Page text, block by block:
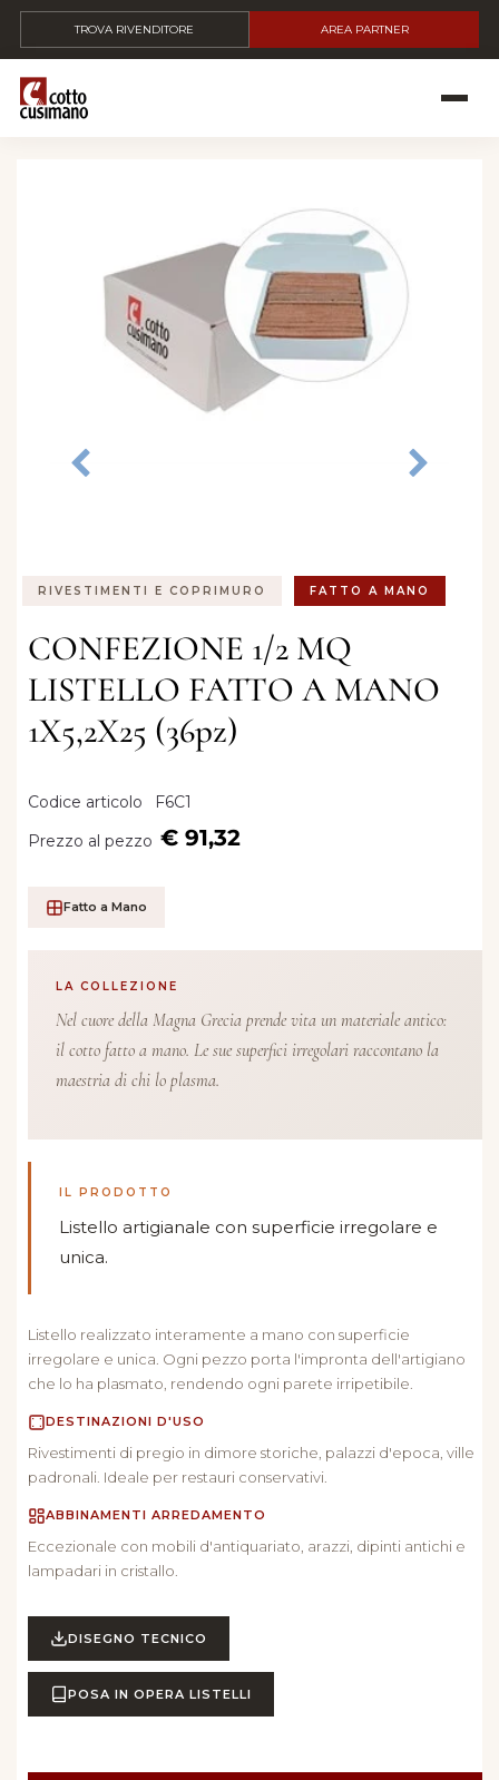
TROVA RIVENDITORE AREA PARTNER
RIVESTIMENTI E COPRIMURO FATTO A MANO
CONFEZIONE 1/2 MQ
LISTELLO FATTO A MANO
1X5,2X25 (36pz)
Codice articolo
F6C1
Prezzo al pezzo € 91,32
Fatto a Mano
LA COLLEZIONE
Nel cuore della Magna Grecia prende vita un materiale antico:
il cotto fatto a mano. Le sue superfici irregolari raccontano la
maestria di chi lo plasma.
IL PRODOTTO
Listello artigianale con superficie irregolare e
unica.
Listello realizzato interamente a mano con superficie
irregolare e unica. Ogni pezzo porta l'impronta dell'artigiano
che lo ha plasmato, rendendo ogni parete irripetibile.
DESTINAZIONI D'USO
Rivestimenti di pregio in dimore storiche, palazzi d'epoca, ville
padronali. Ideale per restauri conservativi.
ABBINAMENTI ARREDAMENTO
Eccezionale con mobili d'antiquariato, arazzi, dipinti antichi e
lampadari in cristallo.
DISEGNO TECNICO
POSA IN OPERA LISTELLI